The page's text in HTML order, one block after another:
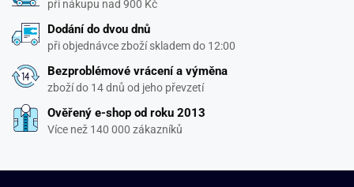
při nákupu nad 900 Kč
Dodání do dvou dnů
při objednávce zboží skladem do 12:00
Bezproblémové vrácení a výměna
zboží do 14 dnů od jeho převzetí
Ověřený e-shop od roku 2013
Více než 140 000 zákazníků